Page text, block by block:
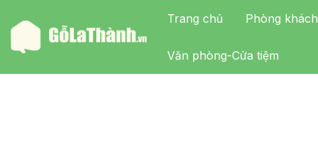
Trang chủ Phòng khách
Văn phòng-Cửa tiệm